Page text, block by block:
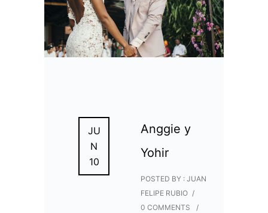
JU
N
10
Anggie y
Yohir
POSTED BY : JUAN
FELIPE RUBIO /
0 COMMENTS
/